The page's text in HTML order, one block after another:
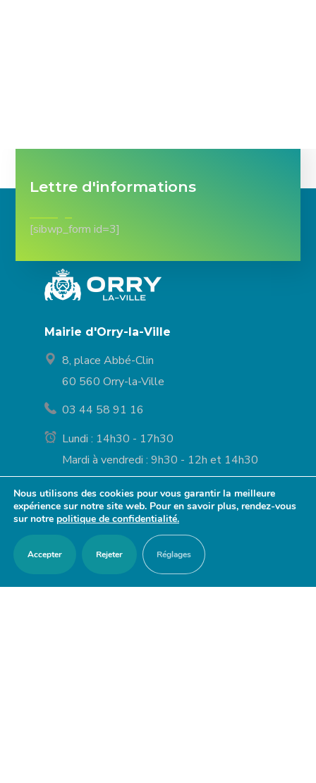
Lettre d'informations
[sibwp_form id=3]
Mairie d'Orry-la-Ville
8, place Abbé-Clin
60 560 Orry-la-Ville
03 44 58 91 16
Lundi : 14h30 - 17h30
Mardi à vendredi : 9h30 - 12h et 14h30
- 17h30
Samedi : 9h30 - 12h
Nous utilisons des cookies pour vous garantir la meilleure
expérience sur notre site web. Pour en savoir plus, rendez-vous
sur notre politique de confidentialité.
Accepter Rejeter Réglages